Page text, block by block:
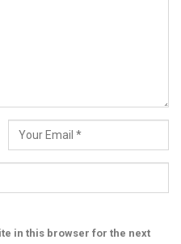
in this browser for the next